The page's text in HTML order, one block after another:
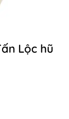
Lộc hũ